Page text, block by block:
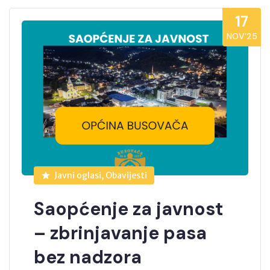
17
NOV’25
Javni oglasi, Obavijesti
Saopćenje za javnost
– zbrinjavanje pasa
bez nadzora